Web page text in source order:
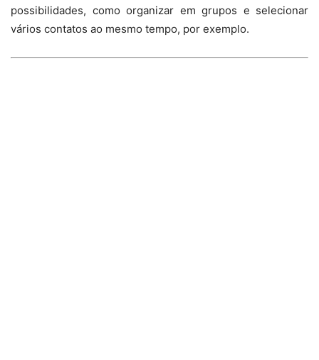
possibilidades, como organizar em grupos e selecionar
vários contatos ao mesmo tempo, por exemplo.